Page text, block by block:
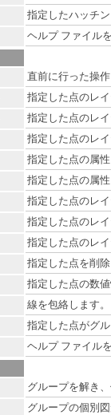
指定したハッチ
ヘルプ ファイル
直前に行った操
指定した点のレ
指定した点のレ
指定した点のレ
指定した点の属
指定した点の属
指定した点のレ
指定した点のレ
指定した点のレ
指定した点を削
指定した点の数
線を包絡します。
指定した点がグ
ヘルプ ファイル
グループを解き
グループの個別